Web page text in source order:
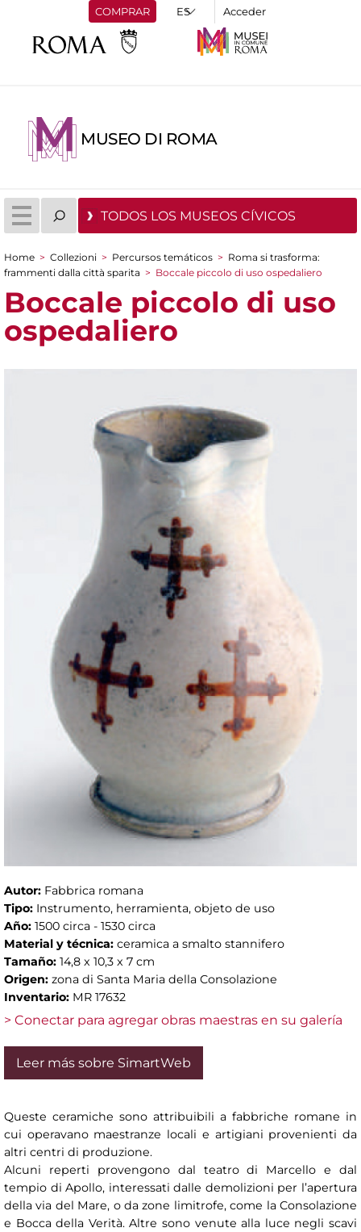
COMPRAR Acceder
MUSEO DI ROMA
TODOS LOS MUSEOS CÍVICOS
You are here
Home > Collezioni > Percursos temáticos > Roma si trasforma:
frammenti dalla città sparita > Boccale piccolo di uso ospedaliero
Boccale piccolo di uso
ospedaliero
Autor: Fabbrica romana
Tipo: Instrumento, herramienta, objeto de uso
Año: 1500 circa - 1530 circa
Material y técnica: ceramica a smalto stannifero
Tamaño: 14,8 x 10,3 x 7 cm
Origen: zona di Santa Maria della Consolazione
Inventario: MR 17632
> Conectar para agregar obras maestras en su galería
Leer más sobre SimartWeb
Queste ceramiche sono attribuibili a fabbriche romane in
cui operavano maestranze locali e artigiani provenienti da
altri centri di produzione.
Alcuni reperti provengono dal teatro di Marcello e dal
tempio di Apollo, interessati dalle demolizioni per l’apertura
della via del Mare, o da zone limitrofe, come la Consolazione
e Bocca della Verità. Altre sono venute alla luce negli scavi